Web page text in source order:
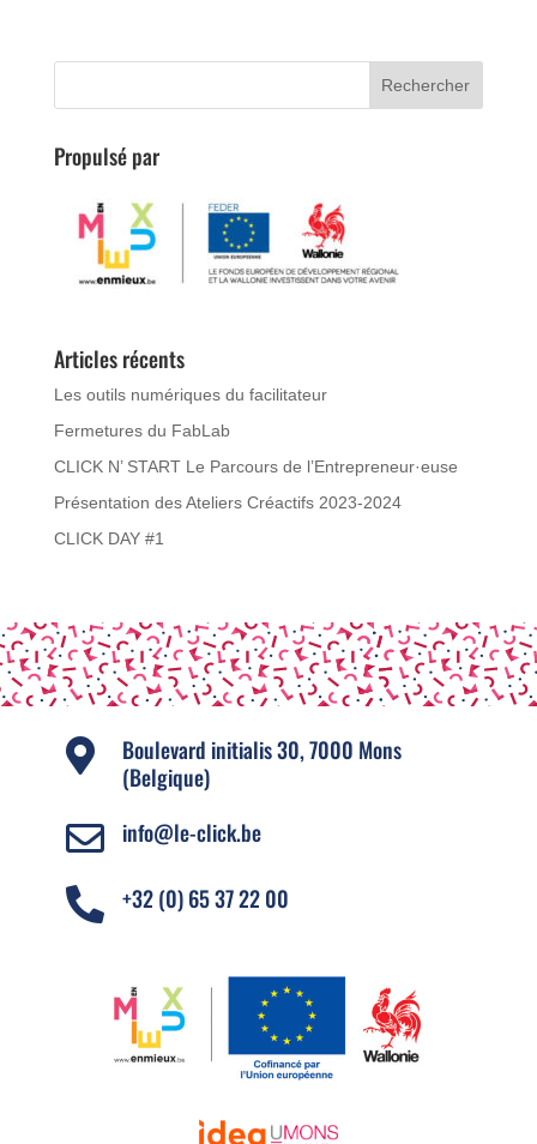
Propulsé par
Articles récents
Les outils numériques du facilitateur
Fermetures du FabLab
CLICK N’ START Le Parcours de l’Entrepreneur·euse
Présentation des Ateliers Créactifs 2023-2024
CLICK DAY #1

Boulevard initialis 30, 7000 Mons
(Belgique)
 info@le-click.be
 +32 (0) 65 37 22 00